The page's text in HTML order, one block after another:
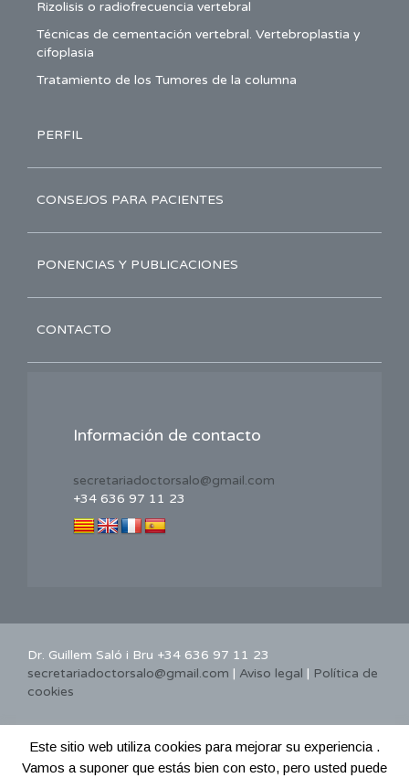
Rizolisis o radiofrecuencia vertebral
Técnicas de cementación vertebral. Vertebroplastia y
cifoplasia
Tratamiento de los Tumores de la columna
PERFIL
CONSEJOS PARA PACIENTES
PONENCIAS Y PUBLICACIONES
CONTACTO
Información de contacto
secretariadoctorsalo@gmail.com
+34 636 97 11 23
Dr. Guillem Saló i Bru +34 636 97 11 23
secretariadoctorsalo@gmail.com | Aviso legal | Política de
cookies
Este sitio web utiliza cookies para mejorar su experiencia .
Vamos a suponer que estás bien con esto, pero usted puede